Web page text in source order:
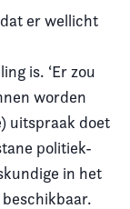
er wellicht
is. ‘Er zou
worden
uitspraak doet
politiek-
in het
beschikbaar.